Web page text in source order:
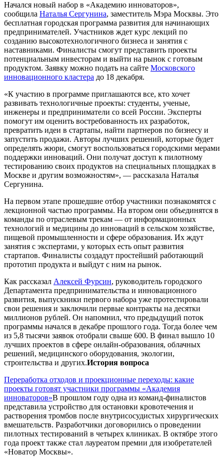
Начался новый набор в «Академию инноваторов»,
сообщила Наталья Сергунина, заместитель Мэра Москвы. Это
бесплатная городская программа развития для начинающих
предпринимателей. Участников ждет курс лекций по
созданию высокотехнологичного бизнеса и занятия с
наставниками. Финалисты смогут представить проекты
потенциальным инвесторам и выйти на рынок с готовым
продуктом. Заявку можно подать на сайте Московского
инновационного кластера до 18 декабря.
«К участию в программе приглашаются все, кто хочет
развивать технологичные проекты: студенты, ученые,
инженеры и предприниматели со всей России. Эксперты
помогут им оценить востребованность их разработок,
превратить идеи в стартапы, найти партнеров по бизнесу и
запустить продажи. Авторы лучших решений, которые будет
определять жюри, смогут воспользоваться городскими мерами
поддержки инноваций. Они получат доступ к пилотному
тестированию своих продуктов на специальных площадках в
Москве и другим возможностям», — рассказала Наталья
Сергунина.
На первом этапе прошедшие отбор участники познакомятся с
лекционной частью программы. На втором они объединятся в
команды по отраслевым трекам — от информационных
технологий и медицины до инноваций в сельском хозяйстве,
пищевой промышленности и сфере образования. Их ждут
занятия с экспертами, у которых есть опыт развития
стартапов. Финалисты создадут простейший работающий
прототип продукта и выйдут с ним на рынок.
Как рассказал Алексей Фурсин, руководитель городского
Департамента предпринимательства и инновационного
развития, выпускники первого набора уже протестировали
свои решения и заключили первые контракты на десятки
миллионов рублей. Он напомнил, что предыдущий поток
программы начался в декабре прошлого года. Тогда более чем
из 5,8 тысячи заявок отобрали свыше 600. В финал вышло 10
лучших проектов в сфере онлайн-образования, облачных
решений, медицинского оборудования, экологии,
строительства и других.История вопроса
Переработка отходов и проекционные переходы: какие
проекты готовят участники программы «Академия
инноваторов»В прошлом году одна из команд-финалистов
представила устройство для остановки кровотечения и
растворения тромбов после внутрисосудистых хирургических
вмешательств. Разработчики договорились о проведении
пилотных тестирований в четырех клиниках. В октябре этого
года проект также стал лауреатом премии для изобретателей
«Новатор Москвы».